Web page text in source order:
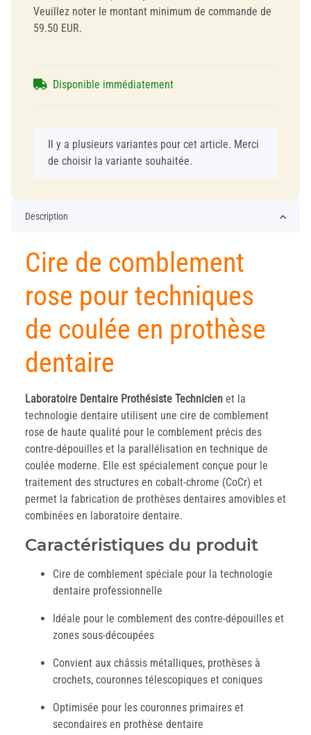
Veuillez noter le montant minimum de commande de
59.50 EUR.
Disponible immédiatement
xIl y a plusieurs variantes pour cet article. Merci
de choisir la variante souhaitée.
Description
Cire de comblement
rose pour techniques
de coulée en prothèse
dentaire
Laboratoire Dentaire Prothésiste Technicien et la
technologie dentaire utilisent une cire de comblement
rose de haute qualité pour le comblement précis des
contre-dépouilles et la parallélisation en technique de
coulée moderne. Elle est spécialement conçue pour le
traitement des structures en cobalt-chrome (CoCr) et
permet la fabrication de prothèses dentaires amovibles et
combinées en laboratoire dentaire.
Caractéristiques du produit
Cire de comblement spéciale pour la technologie
dentaire professionnelle
Idéale pour le comblement des contre-dépouilles et
zones sous-découpées
Convient aux châssis métalliques, prothèses à
crochets, couronnes télescopiques et coniques
Optimisée pour les couronnes primaires et
secondaires en prothèse dentaire